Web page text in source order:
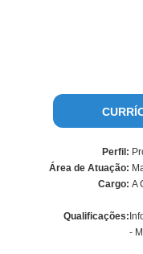
Perfil:
Área de Atuação:
Cargo: A
Qualificações:
-